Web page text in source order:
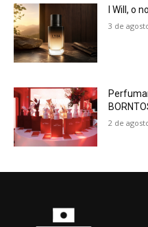
I Will, o
3 de
2 de